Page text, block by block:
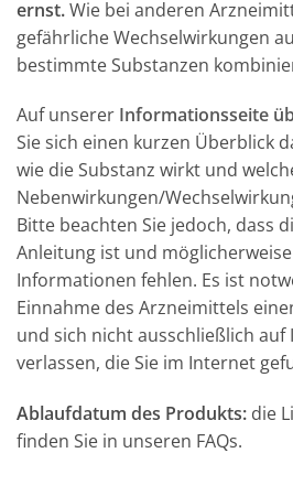
ernst.Wie bei anderen
gefährliche Wechselwirkungen
bestimmte Substanzen
Auf unserer Informationsseite
Sie sich einen kurzen Überblick
wie die Substanz wirkt und
Nebenwirkungen/
Bitte beachten Sie jedoch, dass
Anleitung ist und
Informationen fehlen. Es ist
Einnahme des Arzneimittels
und sich nicht ausschließlich
verlassen, die Sie im Internet
Ablaufdatum des Produkts: die
finden Sie in unseren FAQs.